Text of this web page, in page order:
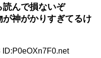
読んで損ないぞ
神がかりすぎてるけ
ID:P0eOXn7F0.net